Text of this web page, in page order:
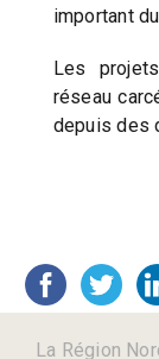
important
Les
réseau
depuis des
La Région